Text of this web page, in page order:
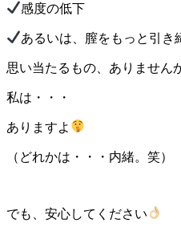
感度の低下
あるいは、膣をもっと引き
思い当たるもの、ありません
私は・・・
ありますよ
（どれかは・・・内緒。笑）
でも、安心してください